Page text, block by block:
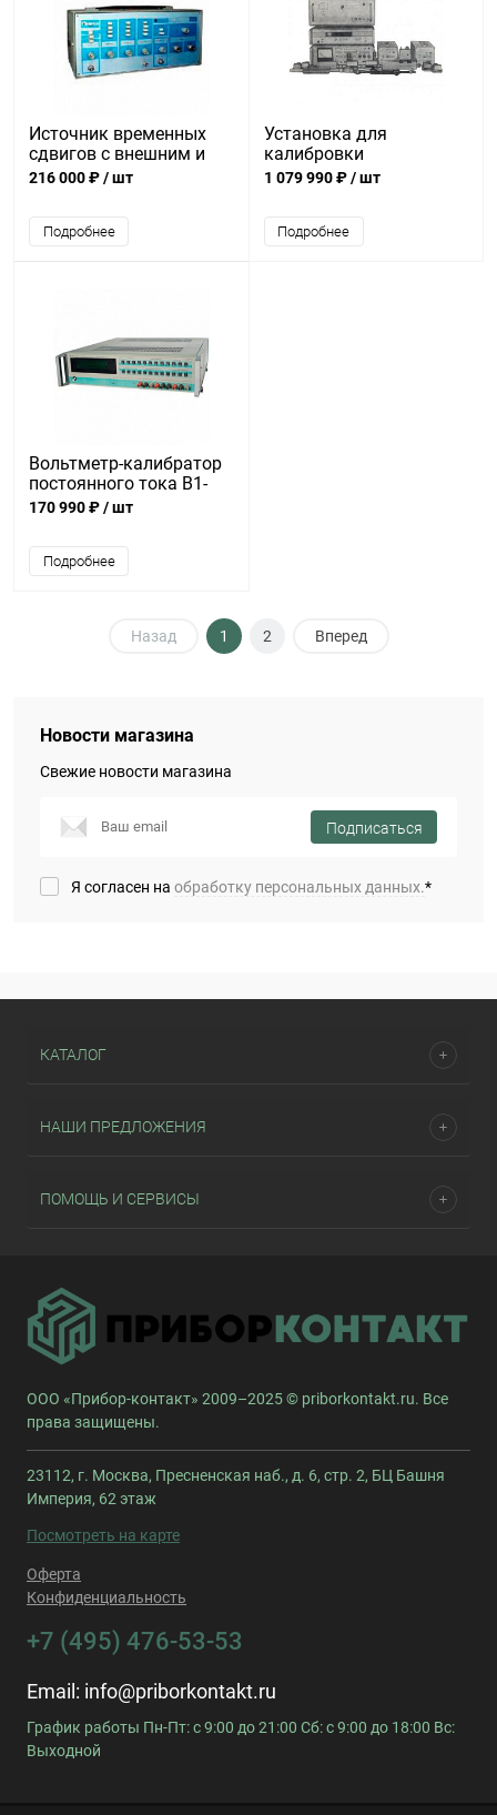
Источник временных
сдвигов с внешним и
внутренним запуском
216 000 ₽/ шт
Подробнее
Установка для
калибровки
генераторов шума Г1-2
1 079 990 ₽/ шт
Подробнее
Вольтметр-калибратор
постоянного тока В1-
18А/1
170 990 ₽/ шт
Подробнее
Назад 1 2 Вперед
Новости магазина
Свежие новости магазина
Подписаться
Я согласен на обработку персональных данных.*
КАТАЛОГ
НАШИ ПРЕДЛОЖЕНИЯ
ПОМОЩЬ И СЕРВИСЫ
ООО «Прибор-контакт» 2009–2025 © priborkontakt.ru. Все
права защищены.
23112, г. Москва, Пресненская наб., д. 6, стр. 2, БЦ Башня
Империя, 62 этаж
Посмотреть на карте
Оферта
Конфиденциальность
+7 (495) 476-53-53
Email: info@priborkontakt.ru
График работы Пн-Пт: с 9:00 до 21:00 Сб: с 9:00 до 18:00 Вс:
Выходной